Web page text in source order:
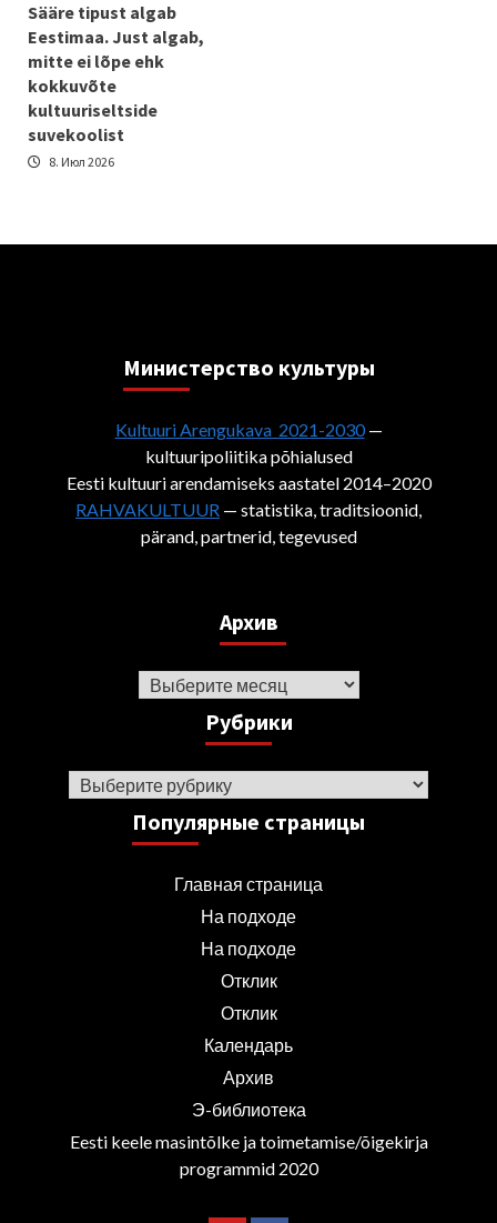
Sääre tipust algab
Eestimaa. Just algab,
mitte ei lõpe ehk
kokkuvõte
kultuuriseltside
suvekoolist
8. Июл 2026
Министерствo культуры
Kultuuri Arengukava 2021-2030—
kultuuripoliitika põhialused
Eesti kultuuri arendamiseks aastatel 2014–2020
RAHVAKULTUUR — statistika, traditsioonid,
pärand, partnerid, tegevused
Архив
Архив
Рубрики
Рубрики
Популярные страницы
Главная страница
На подходе
На подходе
Отклик
Отклик
Календарь
Архив
Э-библиотека
Eesti keele masintõlke ja toimetamise/õigekirja
programmid 2020